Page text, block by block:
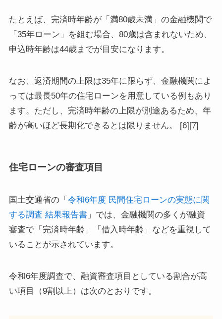
たとえば、完済時年齢が「満80歳未満」の金融機関で
「35年ローン」を組む場合、80歳は含まれないため、
申込時年齢は44歳までが目安になります。
なお、返済期間の上限は35年に限らず、金融機関によ
っては最長50年の住宅ローンを用意している例もあり
ます。ただし、完済時年齢の上限が別途あるため、年
齢が高いほど長期化できるとは限りません。 [6][7]
住宅ローンの審査項目
国土交通省の「 令和6年度 民間住宅ローンの実態に関
する調査 結果報告書」では、金融機関の多くが融資
審査で「完済時年齢」「借入時年齢」などを重視して
いることが示されています。
令和6年度調査で、融資審査項目としている割合が高
い項目（9割以上）は次のとおりです。